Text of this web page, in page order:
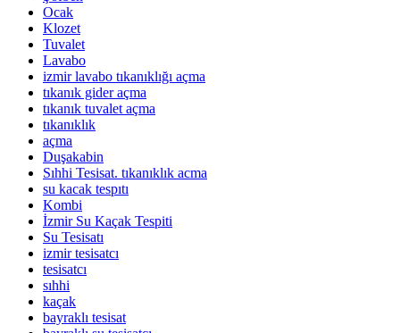
Ocak
Klozet
Tuvalet
Lavabo
izmir lavabo tıkanıklığı açma
tıkanık gider açma
tıkanık tuvalet açma
tıkanıklık
açma
Duşakabin
Sıhhi Tesisat. tıkanıklık acma
su kacak tespıtı
Kombi
İzmir Su Kaçak Tespiti
Su Tesisatı
izmir tesisatcı
tesisatcı
sıhhi
kaçak
bayraklı tesisat